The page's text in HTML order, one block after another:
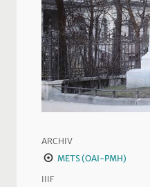
ARCHIV
METS (OAI-PMH)
IIIF